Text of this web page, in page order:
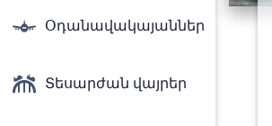
Օդանավակայաններ
Տեսարժան վայրեր